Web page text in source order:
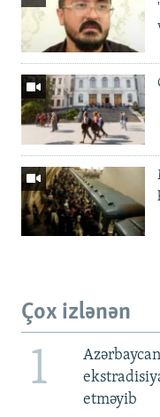
Çox izlənən
1
etməyib